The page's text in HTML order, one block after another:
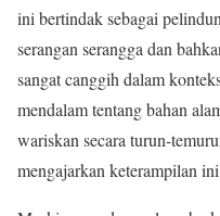
ini bertindak sebagai
serangan serangga dan
sangat canggih dalam
mendalam tentang bahan
wariskan secara turun-
mengajarkan keterampilan